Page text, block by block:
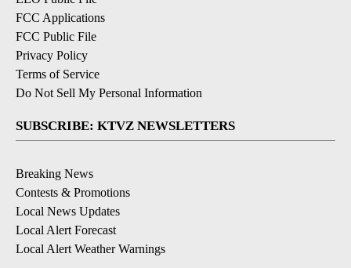
FCC Applications
FCC Public File
Privacy Policy
Terms of Service
Do Not Sell My Personal Information
SUBSCRIBE: KTVZ NEWSLETTERS
Breaking News
Contests & Promotions
Local News Updates
Local Alert Forecast
Local Alert Weather Warnings